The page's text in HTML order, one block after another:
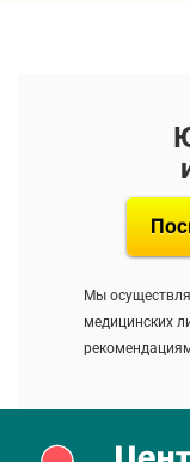
Мы
медицинских